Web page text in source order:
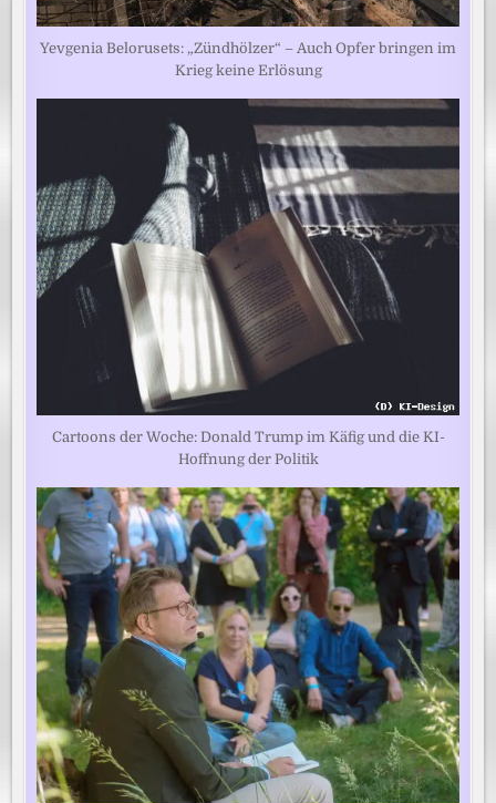
Yevgenia Belorusets: „Zündhölzer“ – Auch Opfer bringen im
Krieg keine Erlösung
Cartoons der Woche: Donald Trump im Käfig und die KI-
Hoffnung der Politik